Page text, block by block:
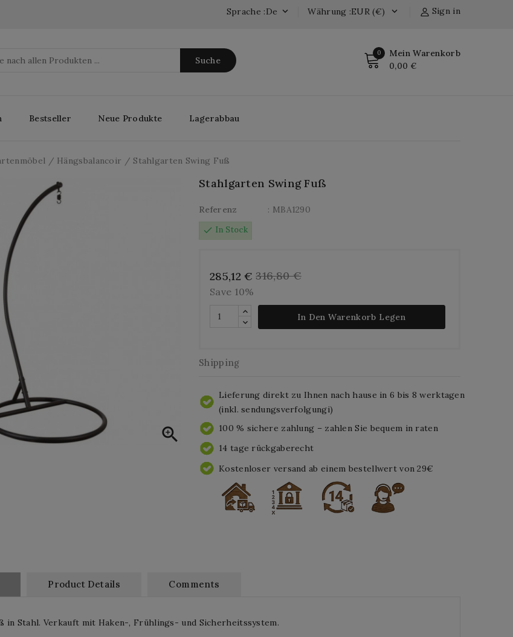
Sign in
Währung :EUR (€) 
Sprache :de 
Suche
0 Mein Warenkorb
0,00 €
Bestseller Neue Produkte Lagerabbau
Hängsbalancoir Stahlgarten Swing Fuß

Stahlgarten Swing Fuß
Referenz
: MBA1290
check In Stock
285,12 € 316,80 €
Save 10%
In Den Warenkorb Legen
Shipping
Lieferung direkt zu Ihnen nach hause in 6 bis 8 werktagen
(inkl. sendungsverfolgungi)
100 % sichere zahlung – zahlen Sie bequem in raten
14 tage rückgaberecht
Kostenloser versand ab einem bestellwert von 29€
Product Details Comments
in Stahl. Verkauft mit Haken-, Frühlings- und Sicherheitssystem.